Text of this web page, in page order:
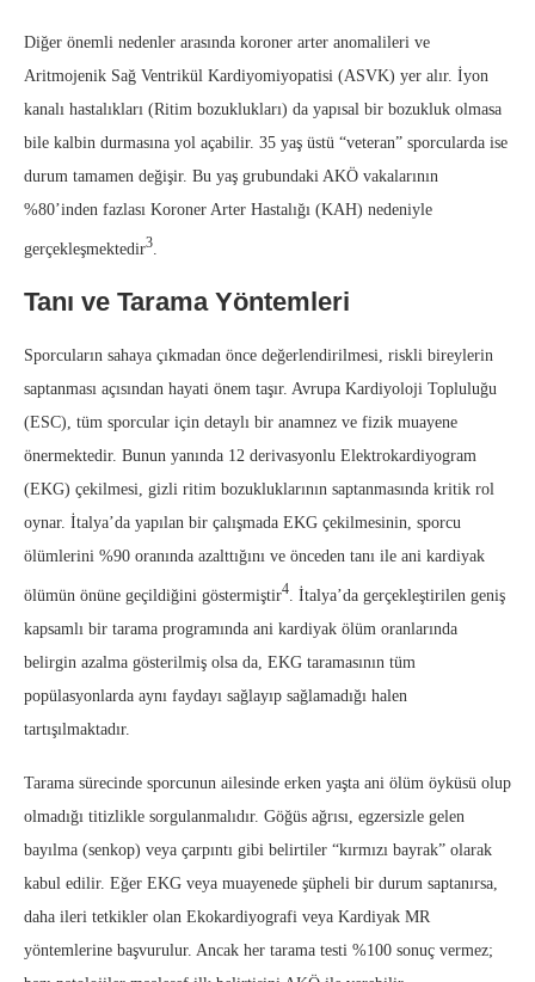
Diğer önemli nedenler arasında koroner arter anomalileri ve
Aritmojenik Sağ Ventrikül Kardiyomiyopatisi (ASVK) yer alır. İyon
kanalı hastalıkları (Ritim bozuklukları) da yapısal bir bozukluk olmasa
bile kalbin durmasına yol açabilir. 35 yaş üstü “veteran” sporcularda ise
durum tamamen değişir. Bu yaş grubundaki AKÖ vakalarının
%80’inden fazlası Koroner Arter Hastalığı (KAH) nedeniyle
gerçekleşmektedir3
Tanı ve Tarama Yöntemleri
Sporcuların sahaya çıkmadan önce değerlendirilmesi, riskli bireylerin
saptanması açısından hayati önem taşır. Avrupa Kardiyoloji Topluluğu
(ESC), tüm sporcular için detaylı bir anamnez ve fizik muayene
önermektedir. Bunun yanında 12 derivasyonlu Elektrokardiyogram
(EKG) çekilmesi, gizli ritim bozukluklarının saptanmasında kritik rol
oynar. İtalya’da yapılan bir çalışmada EKG çekilmesinin, sporcu
ölümlerini %90 oranında azalttığını ve önceden tanı ile ani kardiyak
ölümün önüne geçildiğini göstermiştir4. İtalya’da gerçekleştirilen geniş
kapsamlı bir tarama programında ani kardiyak ölüm oranlarında
belirgin azalma gösterilmiş olsa da, EKG taramasının tüm
popülasyonlarda aynı faydayı sağlayıp sağlamadığı halen
tartışılmaktadır.
Tarama sürecinde sporcunun ailesinde erken yaşta ani ölüm öyküsü olup
olmadığı titizlikle sorgulanmalıdır. Göğüs ağrısı, egzersizle gelen
bayılma (senkop) veya çarpıntı gibi belirtiler “kırmızı bayrak” olarak
kabul edilir. Eğer EKG veya muayenede şüpheli bir durum saptanırsa,
daha ileri tetkikler olan Ekokardiyografi veya Kardiyak MR
yöntemlerine başvurulur. Ancak her tarama testi %100 sonuç vermez;